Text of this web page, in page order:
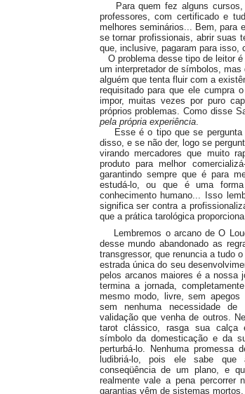
Para quem fez alguns cursos,
professores, com certificado e
melhores seminários... Bem, para
se tornar profissionais, abrir suas
que, inclusive, pagaram para isso,
O problema desse tipo de leitor é
um interpretador de símbolos,
alguém que tenta fluir com a
requisitado para que ele cumpra
impor, muitas vezes por puro
próprios problemas. Como disse
pela própria experiência.
Esse é o tipo que se pergunta
disso, e se não der, logo se
virando mercadores que muito
produto para melhor
garantindo sempre que é para
estudá-lo, ou que é uma
conhecimento humano... Isso
significa ser contra a
que a prática tarológica
Lembremos o arcano de O
desse mundo abandonado as
transgressor, que renuncia a tudo
estrada única do seu
pelos arcanos maiores é a nossa
termina a jornada,
mesmo modo, livre, sem
sem nenhuma necessidade de
validação que venha de outros.
tarot clássico, rasga sua calça
símbolo da domesticação e da
perturbá-lo. Nenhuma promessa
ludibriá-lo, pois ele sabe
conseqüência de um plano, e
realmente vale a pena percorrer
garantias vêm de sistemas mortos.